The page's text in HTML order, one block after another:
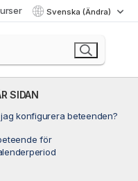
Svenska (Ändra)
SIDAN
konfigurera beteenden?
för